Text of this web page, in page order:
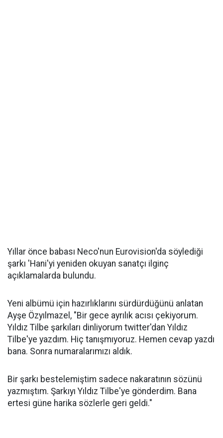
Yıllar önce babası Neco'nun Eurovision'da söylediği
şarkı 'Hani'yi yeniden okuyan sanatçı ilginç
açıklamalarda bulundu.
Yeni albümü için hazırlıklarını sürdürdüğünü anlatan
Ayşe Özyılmazel, "Bir gece ayrılık acısı çekiyorum.
Yıldız Tilbe şarkıları dinliyorum twitter'dan Yıldız
Tilbe'ye yazdım. Hiç tanışmıyoruz. Hemen cevap yazdı
bana. Sonra numaralarımızı aldık.
Bir şarkı bestelemiştim sadece nakaratının sözünü
yazmıştım. Şarkıyı Yıldız Tilbe'ye gönderdim. Bana
ertesi güne harika sözlerle geri geldi."